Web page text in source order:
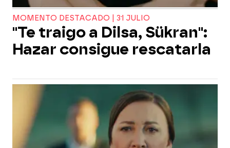
MOMENTO DESTACADO | 31 JULIO
"Te traigo a Dilsa, Sükran":
Hazar consigue rescatarla